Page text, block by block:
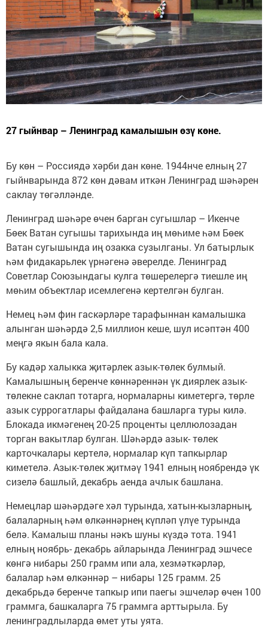
27 гыйнвар – Ленинград камалышын өзү көне.
Бу көн – Россиядә хәрби дан көне. 1944нче елның 27
гыйнварында 872 көн дәвам иткән Ленинград шәһәрен
саклау төгәлләнде.
Ленинград шәһәре өчен барган сугышлар – Икенче
Бөек Ватан сугышы тарихында иң мөһиме һәм Бөек
Ватан сугышында иң озакка сузылганы. Ул батырлык
һәм фидакарьлек үрнәгенә әверелде. Ленинград
Советлар Союзындагы кулга төшерелергә тиешле иң
мөһим объектлар исемлегенә кертелгән булган.
Немец һәм фин гаскәрләре тарафыннан камалышка
алынган шәһәрдә 2,5 миллион кеше, шул исәптән 400
меңгә якын бала кала.
Бу кадәр халыкка җитәрлек азык-төлек булмый.
Камалышның беренче көннәреннән үк диярлек азык-
төлекне саклап тотарга, нормаларны киметергә, төрле
азык суррогатлары файдалана башларга туры килә.
Блокада икмәгенең 20-25 проценты целлюлозадан
торган вакытлар булган. Шәһәрдә азык- төлек
карточкалары кертелә, нормалар күп тапкырлар
киметелә. Азык-төлек җитмәү 1941 елның ноябрендә үк
сизелә башлый, декабрь аенда ачлык башлана.
Немецлар шәһәрдәге хәл турында, хатын-кызларның,
балаларның һәм өлкәннәрнең күпләп үлүе турында
белә. Камалыш планы нәкъ шуны күздә тота. 1941
елның ноябрь- декабрь айларында Ленинград эшчесе
көнгә нибары 250 грамм ипи ала, хезмәткәрләр,
балалар һәм өлкәннәр – нибары 125 грамм. 25
декабрьдә беренче тапкыр ипи паегы эшчеләр өчен 100
граммга, башкаларга 75 граммга арттырыла. Бу
ленинградлыларда өмет уты уята.